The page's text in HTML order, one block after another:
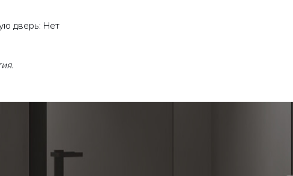
дверь: Нет